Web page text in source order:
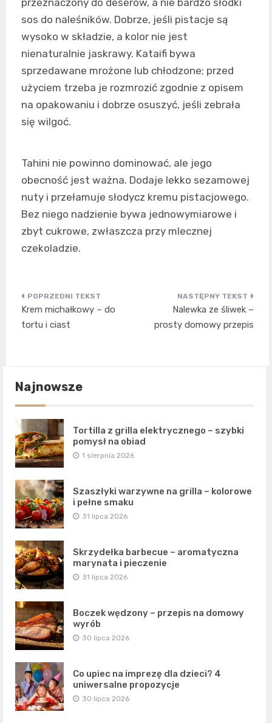
sos do naleśników. Dobrze, jeśli pistacje są
wysoko w składzie, a kolor nie jest
nienaturalnie jaskrawy. Kataifi bywa
sprzedawane mrożone lub chłodzone; przed
użyciem trzeba je rozmrozić zgodnie z opisem
na opakowaniu i dobrze osuszyć, jeśli zebrała
się wilgoć.
Tahini nie powinno dominować, ale jego
obecność jest ważna. Dodaje lekko sezamowej
nuty i przełamuje słodycz kremu pistacjowego.
Bez niego nadzienie bywa jednowymiarowe i
zbyt cukrowe, zwłaszcza przy mlecznej
czekoladzie.
Nawigacja
wpisu
Krem michałkowy – do
tortu i ciast
Nalewka ze śliwek –
prosty domowy przepis
Najnowsze
Tortilla z grilla elektrycznego – szybki
pomysł na obiad
1 sierpnia 2026
Szaszłyki warzywne na grilla – kolorowe
i pełne smaku
31 lipca 2026
Skrzydełka barbecue – aromatyczna
marynata i pieczenie
31 lipca 2026
Boczek wędzony – przepis na domowy
wyrób
30 lipca 2026
Co upiec na imprezę dla dzieci? 4
uniwersalne propozycje
30 lipca 2026